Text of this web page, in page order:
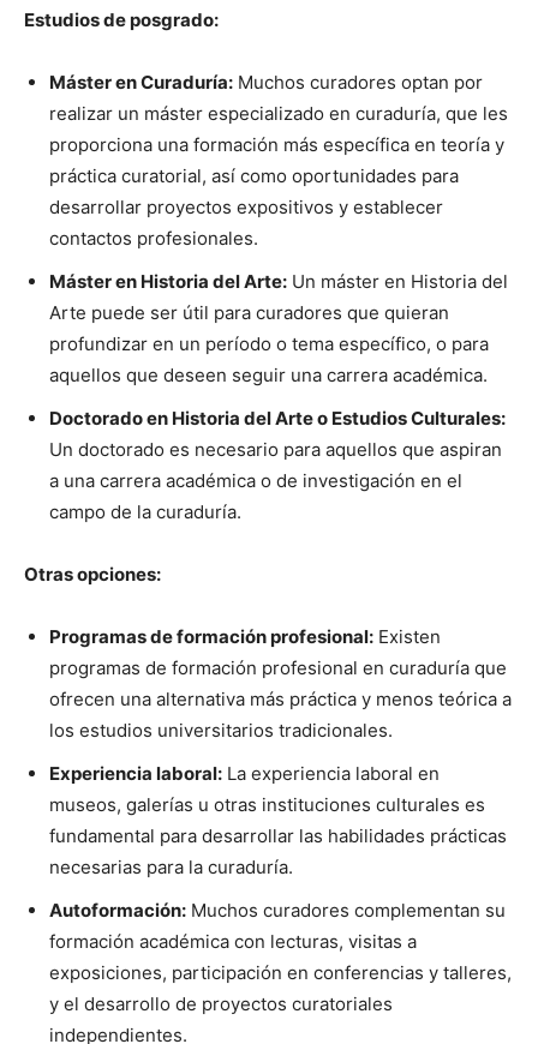
Estudios de posgrado:
Máster en Curaduría: Muchos curadores optan por
realizar un máster especializado en curaduría, que les
proporciona una formación más específica en teoría y
práctica curatorial, así como oportunidades para
desarrollar proyectos expositivos y establecer
contactos profesionales.
Máster en Historia del Arte: Un máster en Historia del
Arte puede ser útil para curadores que quieran
profundizar en un período o tema específico, o para
aquellos que deseen seguir una carrera académica.
Doctorado en Historia del Arte o Estudios Culturales:
Un doctorado es necesario para aquellos que aspiran
a una carrera académica o de investigación en el
campo de la curaduría.
Otras opciones:
Programas de formación profesional: Existen
programas de formación profesional en curaduría que
ofrecen una alternativa más práctica y menos teórica a
los estudios universitarios tradicionales.
Experiencia laboral: La experiencia laboral en
museos, galerías u otras instituciones culturales es
fundamental para desarrollar las habilidades prácticas
necesarias para la curaduría.
Autoformación: Muchos curadores complementan su
formación académica con lecturas, visitas a
exposiciones, participación en conferencias y talleres,
y el desarrollo de proyectos curatoriales
independientes.